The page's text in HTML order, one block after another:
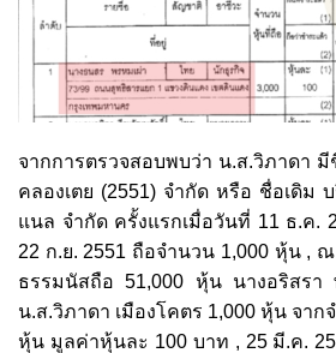
จากการตรวจสอบพบว่า น.ส.วิภาดา
คลองเตย (2551) จำกัด หรือ ชื่อเดิม
แนล จำกัด ครั้งแรกเมื่อวันที่ 11 ธ.ค.
22 ก.ย. 2551 ถือจำนวน 1,000 หุ้น ,
ธรรมนัสถือ 51,000 หุ้น นางอริสรา
น.ส.วิภาดา เมืองโคตร 1,000 หุ้น จา
หุ้น มูลค่าหุ้นละ 100 บาท , 25 มี.ค.